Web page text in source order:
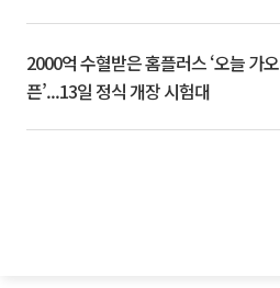
2000억 수혈받은 홈플러스 ‘오늘 가오
픈’...13일 정식 개장 시험대